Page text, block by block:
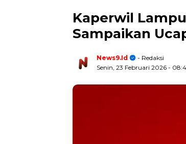
Kaperwil
Sampaikan
News9.id
- Redaksi
Senin, 23 Februari 2026 -